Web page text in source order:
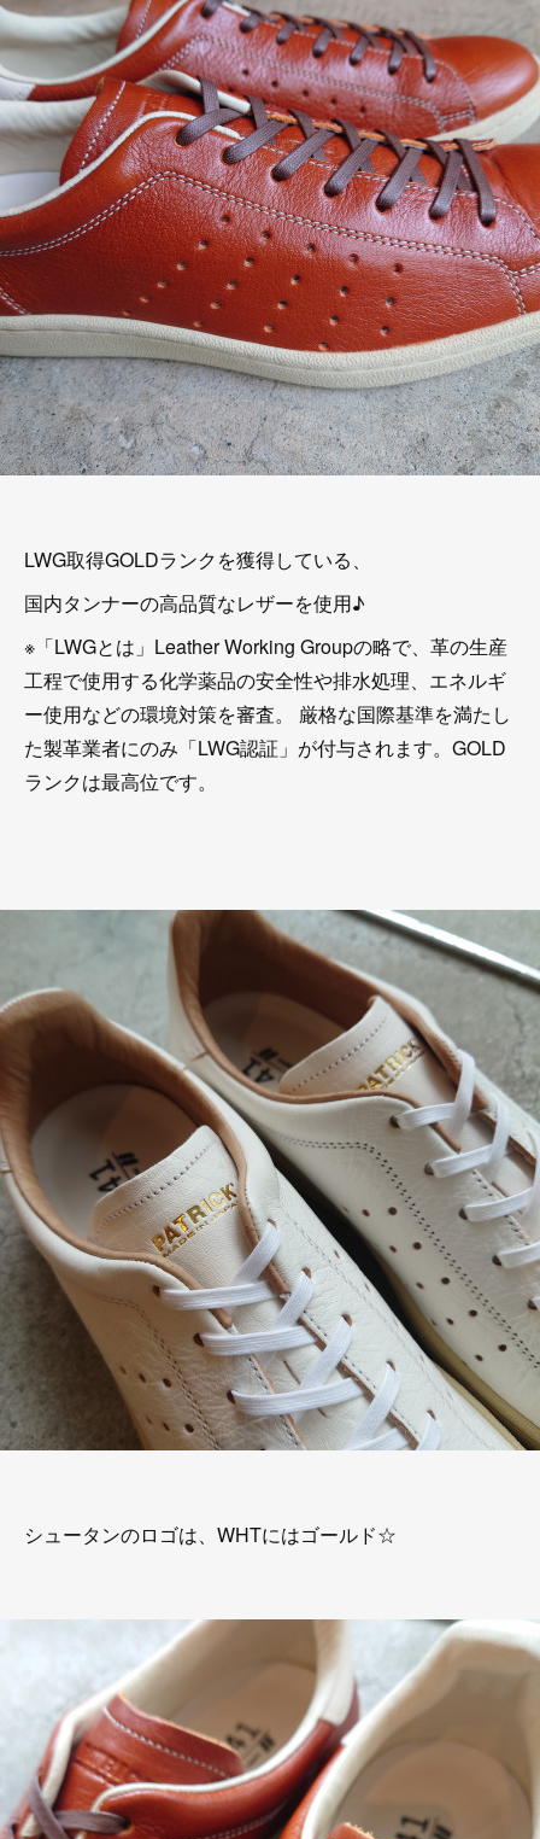
LWG取得GOLDランクを獲得している、
国内タンナーの高品質なレザーを使用♪
※「LWGとは」Leather Working Groupの略で、革の生産
工程で使用する化学薬品の安全性や排水処理、エネルギ
ー使用などの環境対策を審査。 厳格な国際基準を満たし
た製革業者にのみ「LWG認証」が付与されます。GOLD
ランクは最高位です。
シュータンのロゴは、WHTにはゴールド☆